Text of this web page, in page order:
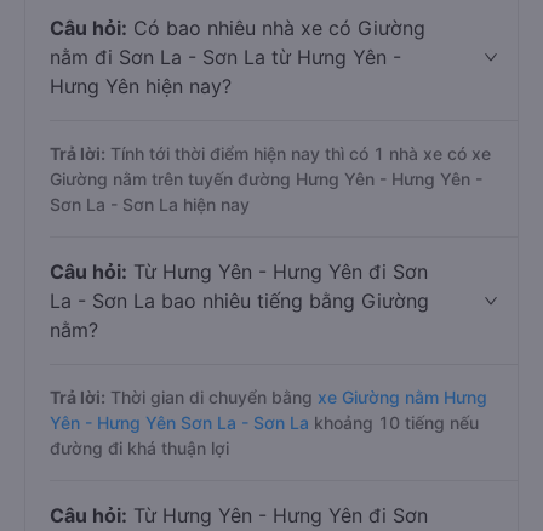
Câu hỏi: Có bao nhiêu nhà xe có Giường
nằm đi Sơn La - Sơn La từ Hưng Yên -
Hưng Yên hiện nay?
Trả lời: Tính tới thời điểm hiện nay thì có 1 nhà xe có xe
Giường nằm trên tuyến đường Hưng Yên - Hưng Yên -
Sơn La - Sơn La hiện nay
Câu hỏi: Từ Hưng Yên - Hưng Yên đi Sơn
La - Sơn La bao nhiêu tiếng bằng Giường
nằm?
Trả lời: Thời gian di chuyển bằng xe Giường nằm Hưng
Yên - Hưng Yên Sơn La - Sơn La khoảng 10 tiếng nếu
đường đi khá thuận lợi
Câu hỏi: Từ Hưng Yên - Hưng Yên đi Sơn